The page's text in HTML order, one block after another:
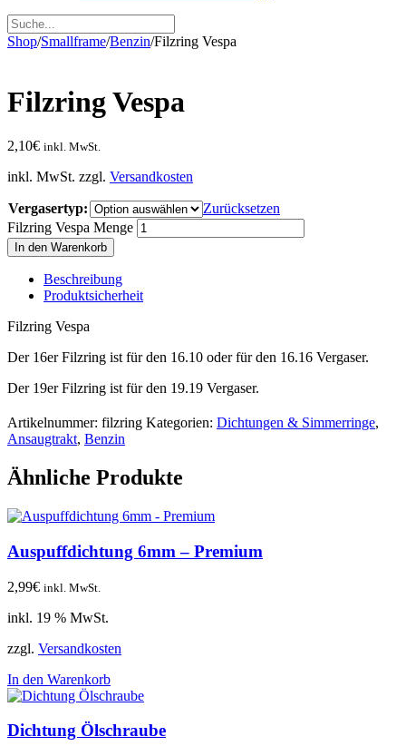
Shop/Smallframe/Benzin/Filzring Vespa
Filzring Vespa
2,10€ inkl. MwSt.
inkl. MwSt. zzgl. Versandkosten
Vergasertyp:
Zurücksetzen
Filzring Vespa Menge
In den Warenkorb
Beschreibung
Produktsicherheit
Filzring Vespa
Der 16er Filzring ist für den 16.10 oder für den 16.16 Vergaser.
Der 19er Filzring ist für den 19.19 Vergaser.
Artikelnummer: filzring Kategorien: Dichtungen & Simmerringe,
Ansaugtrakt, Benzin
Ähnliche Produkte
Auspuffdichtung 6mm – Premium
2,99€ inkl. MwSt.
inkl. 19 % MwSt.
zzgl. Versandkosten
In den Warenkorb
Dichtung Ölschraube